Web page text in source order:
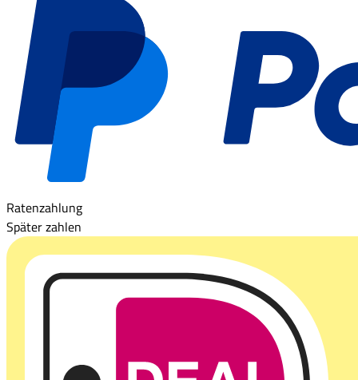
Ratenzahlung
Später zahlen